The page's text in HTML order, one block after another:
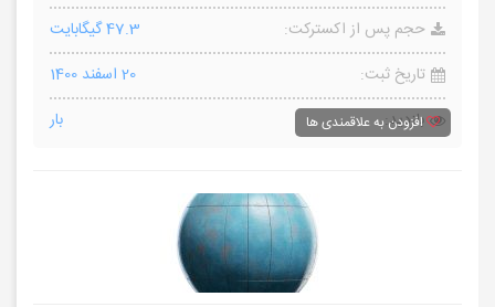
حجم پس از اکسترکت:
47.3 گیگابایت
تاریخ ثبت:
20 اسفند 1400
بازدید:
بار افزودن به علاقمندی ها